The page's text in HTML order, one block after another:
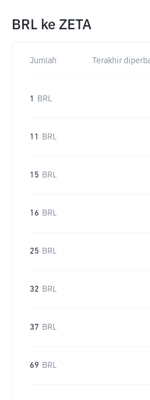
BRL ke ZETA
Jumlah Terakhir
1 BRL
11 BRL
15 BRL
16 BRL
25 BRL
32 BRL
37 BRL
69 BRL